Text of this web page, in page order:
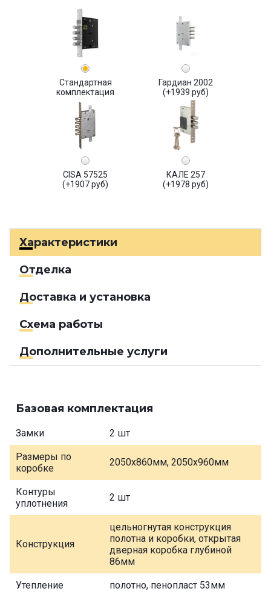
Стандартная
комплектация
Гардиан 2002
(+1939 руб)
CISA 57525
(+1907 руб)
КАЛЕ 257
(+1978 руб)
Характеристики
Отделка
Доставка и установка
Схема работы
Дополнительные услуги
Базовая комплектация
Замки 2 шт
Размеры по
коробке
2050х860мм, 2050х960мм
Контуры
уплотнения
2 шт
Конструкция
цельногнутая конструкция
полотна и коробки, открытая
дверная коробка глубиной
86мм
Утепление полотно, пенопласт 53мм